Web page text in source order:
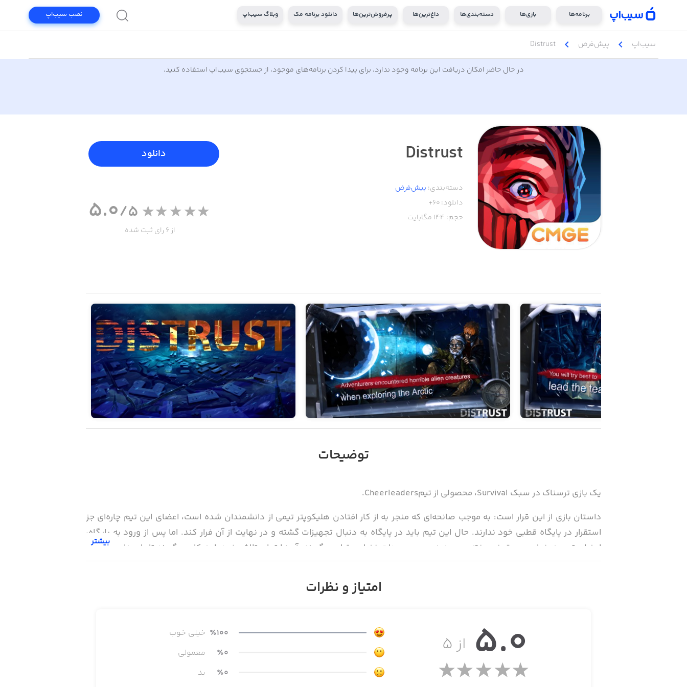
برنامه‌ها بازی‌ها دسته‌بندی‌ها داغ‌ترین‌ها پرفروش‌ترین‌ها دانلود برنامه مک وبلاگ سیب‌اپ نصب سیب‌اپ
سیب‌اپ chevron_left پیش‌فرض chevron_left
Distrust
در حال حاضر امکان دریافت این برنامه وجود ندارد. برای پیدا کردن برنامه‌های موجود، از جستجوی سیب‌اپ استفاده کنید.
Distrust
دسته‌بندی: پیش‌فرض
دانلود:60+
حجم: 144 مگابایت
دانلود
5.0/5
از 6 رای ثبت شده
توضیحات
یک بازی ترسناک در سبک Survival، محصولی از تیمCheerleaders.
داستان بازی از این قرار است: به موجب صانحه‌ای که منجر به از کار افتادن هلیکوپتر تیمی از دانشمندان شده است، اعضای این تیم چاره‌ای جز
استقرار در پایگاه قطبی خود ندارند. حال این تیم باید در پایگاه به دنبال تجهیزات گشته و در نهایت از آن فرار کند. اما پس از ورود به پایگاه،
اعضای تیم به خوابی عمیق فرو رفته و مورد هجوم موجودات فضایی قرار می‌گیرند. آن‌ها تمام تلاش خود را به کار می‌گیرند تا با بیدار ماندن، از
خود در برابر موجودات فضایی محافظت کنند؛ اما پس از مدتی، کمبود خواب موجب بروز اختلالات حواس در آن‌ها می‌شود. حال اعضای تیم
· فضای قطبی واقع‌گرایانه
· موجودات فضایی در قالبی آشنا
بیشتر
امتیاز و نظرات
از ۵ 5.0 ٪100
خیلی خوب
٪0
معمولی
٪0 بد